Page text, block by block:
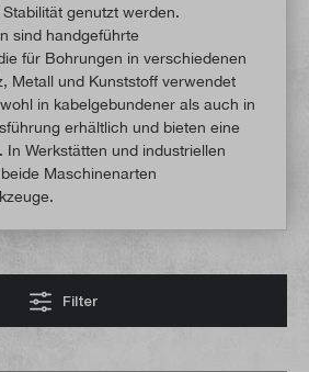
genutzt werden.
sind handgeführte
für Bohrungen in verschiedenen
Metall und Kunststoff verwendet
in kabelgebundener als auch in
erhältlich und bieten eine
In Werkstätten und industriellen
Maschinenarten
Filter